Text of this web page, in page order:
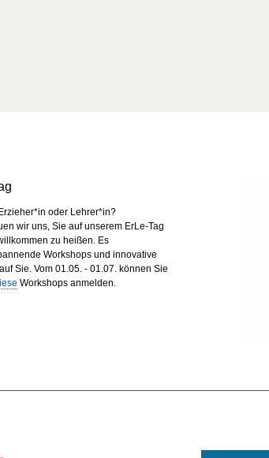
oder Lehrer*in?
wir uns, Sie auf unserem ErLe-Tag
zu heißen. Es
Workshops und innovative
Sie. Vom 01.05. - 01.07. können Sie
Workshops anmelden.